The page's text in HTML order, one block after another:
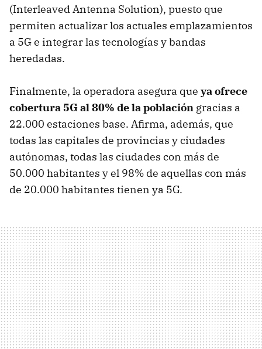
(Interleaved Antenna Solution), puesto que
permiten actualizar los actuales emplazamientos
a 5G e integrar las tecnologías y bandas
heredadas.
Finalmente, la operadora asegura que ya ofrece
cobertura 5G al 80% de la población gracias a
22.000 estaciones base. Afirma, además, que
todas las capitales de provincias y ciudades
autónomas, todas las ciudades con más de
50.000 habitantes y el 98% de aquellas con más
de 20.000 habitantes tienen ya 5G.